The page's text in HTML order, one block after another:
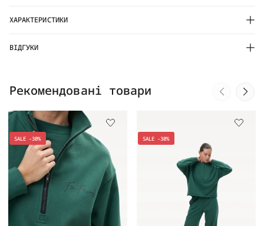
ХАРАКТЕРИСТИКИ
ВІДГУКИ
Рекомендовані товари
SALE -30% SALE -30%